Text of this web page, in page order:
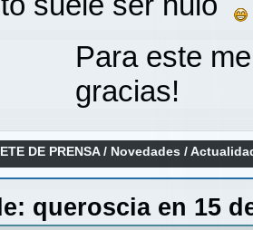
Para este
gracias!
DE PRENSA/ Novedades /
queroscia en 15